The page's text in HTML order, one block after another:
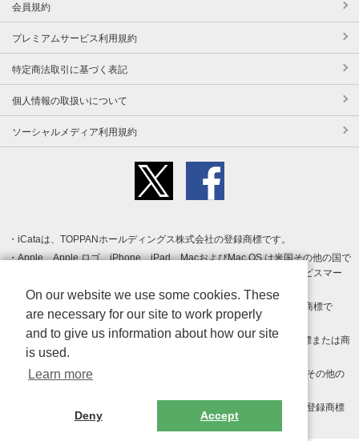
会員規約
プレミアムサービス利用規約
特定商法取引に基づく表記
個人情報の取扱いについて
ソーシャルメディア利用規約
iCataは、TOPPANホールディングス株式会社の登録商標です。
Apple、Apple ロゴ、iPhone、iPad、MacおよびMac OS は米国その他の国で
登録された Apple Inc. の商標です。App Store は Apple Inc. のサービスマー
クです。
Android、Google Play および Google Play ロゴ は Google LLC の商標で
す。
Windows は Microsoft Inc.の米国およびその他の国における登録商標または商
標です。
Adobe、Adobe Reader、Adobe PDF は、Adobe Inc.の米国およびその他の
その他、記載されている会社名、商品名、ロゴは各社の商標または登録商標
On our website we use some cookies. These
are necessary for our site to work properly
and to give us information about how our site
is used.
Learn more
Deny Accept